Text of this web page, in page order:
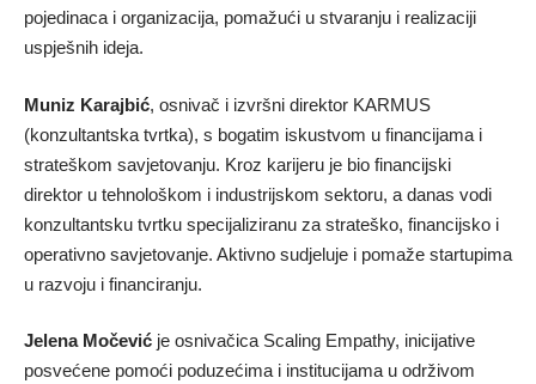
pojedinaca i organizacija, pomažući u stvaranju i realizaciji
uspješnih ideja.
Muniz Karajbić, osnivač i izvršni direktor KARMUS
(konzultantska tvrtka), s bogatim iskustvom u financijama i
strateškom savjetovanju. Kroz karijeru je bio financijski
direktor u tehnološkom i industrijskom sektoru, a danas vodi
konzultantsku tvrtku specijaliziranu za strateško, financijsko i
operativno savjetovanje. Aktivno sudjeluje i pomaže startupima
u razvoju i financiranju.
Jelena Močević je osnivačica Scaling Empathy, inicijative
posvećene pomoći poduzećima i institucijama u održivom